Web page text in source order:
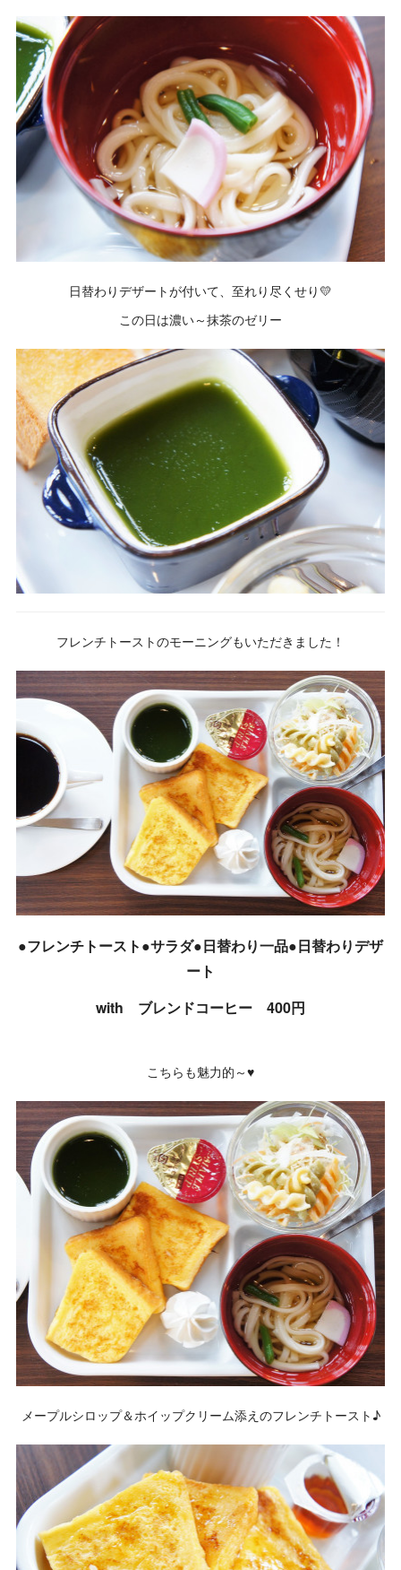
日替わりデザートが付いて、至れり尽くせり💛
この日は濃い～抹茶のゼリー
フレンチトーストのモーニングもいただきました！
●フレンチトースト●サラダ●日替わり一品●日替わりデザ
ート
with ブレンドコーヒー 400円
こちらも魅力的～♥
メープルシロップ＆ホイップクリーム添えのフレンチトースト♪